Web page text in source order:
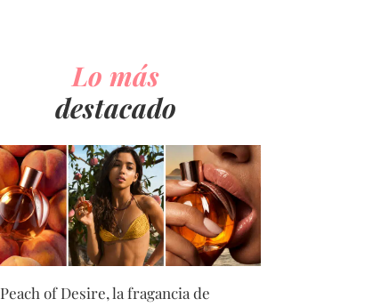
Lo más
destacado
Peach of Desire, la fragancia de